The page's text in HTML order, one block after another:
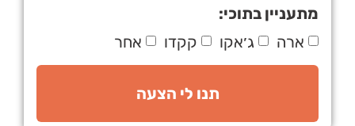
מתעניין בתוכי:
ארה
ג׳אקו קקדו אחר
תנו לי הצעה